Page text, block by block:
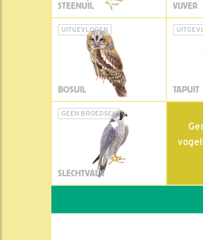
STEENUIL VIJVER
UITGEVLOGEN
BOSUIL TAPUIT
GEEN BROEDSEL
SLECHTVALK